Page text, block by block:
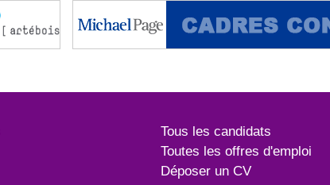
Tous les candidats
Toutes les offres d'emploi
Déposer un CV